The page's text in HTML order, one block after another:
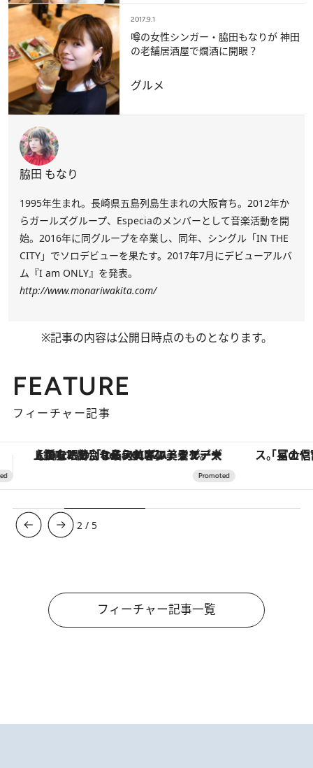
2017.9.1
噂の女性シンガー・脇田もなりが 神田
の老舗居酒屋で燗酒に開眼？
グルメ
脇田 もなり
1995年生まれ。長崎県五島列島生まれの大阪育ち。2012年か
らガールズグループ、Especiaのメンバーとして音楽活動を開
始。2016年に同グループを卒業し、同年、シングル「IN THE
CITY」でソロデビューを果たす。2017年7月にデビューアルバ
ム『I am ONLY』を発表。
http://www.monariwakita.com/
※記事の内容は公開日時点のものとなります。
FEATURE
フィーチャー記事
「星のや富士」でデジタルデトックス。冨士信仰の歴史を辿り、心身を調える。
3 / 5
フィーチャー記事一覧